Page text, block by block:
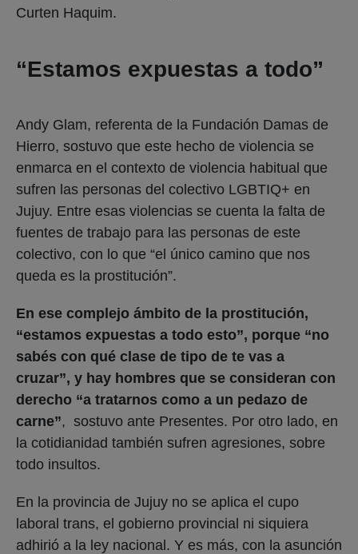
Curten Haquim.
“Estamos expuestas a todo”
Andy Glam, referenta de la Fundación Damas de
Hierro, sostuvo que este hecho de violencia se
enmarca en el contexto de violencia habitual que
sufren las personas del colectivo LGBTIQ+ en
Jujuy. Entre esas violencias se cuenta la falta de
fuentes de trabajo para las personas de este
colectivo, con lo que “el único camino que nos
queda es la prostitución”.
En ese complejo ámbito de la prostitución,
“estamos expuestas a todo esto”, porque “no
sabés con qué clase de tipo de te vas a
cruzar”, y hay hombres que se consideran con
derecho “a tratarnos como a un pedazo de
carne”, sostuvo ante Presentes. Por otro lado, en
la cotidianidad también sufren agresiones, sobre
todo insultos.
En la provincia de Jujuy no se aplica el cupo
laboral trans, el gobierno provincial ni siquiera
adhirió a la ley nacional. Y es más, con la asunción